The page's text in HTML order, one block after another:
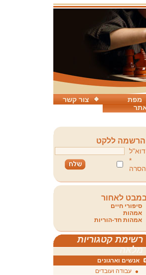
צור קשר
מפת
הרשמה ללקט
דוא"ל
*
לאחור
סיפורי חיים
אמהות
אמהות חד-הוריות
רשימת קטגוריות
מלאה
אנשים וארגונים
עבודה ועובדים